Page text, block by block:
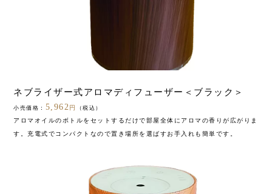
ネブライザー式アロマディフューザー＜ブラック＞
小売価格： 5,962 円 （税込）
アロマオイルのボトルをセットするだけで部屋全体にアロマの香りが広がりま
す。充電式でコンパクトなので置き場所を選ばすお手入れも簡単です。